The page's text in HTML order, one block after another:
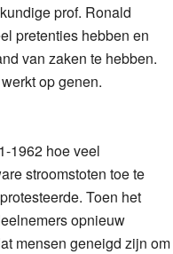
prof. Ronald
pretenties hebben en
van zaken te hebben.
op genen.
1962 hoe veel
stroomstoten toe te
Toen het
opnieuw
mensen geneigd zijn om